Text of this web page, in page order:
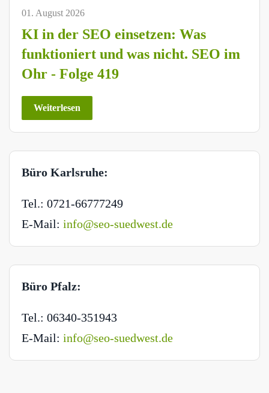
01. August 2026
KI in der SEO einsetzen: Was
funktioniert und was nicht. SEO im
Ohr - Folge 419
Weiterlesen
Büro Karlsruhe:
Tel.: 0721-66777249
E-Mail: info@seo-suedwest.de
Büro Pfalz:
Tel.: 06340-351943
E-Mail: info@seo-suedwest.de